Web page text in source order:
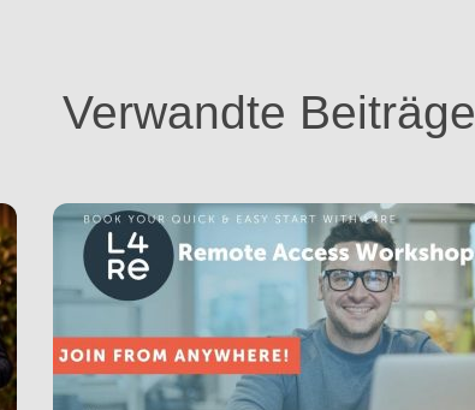
Verwandte Beiträge